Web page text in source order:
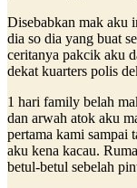
Disebabkan mak aku
dia so dia yang buat
ceritanya pakcik aku
dekat kuarters polis
1 hari family belah
dan arwah atok aku
pertama kami sampai
aku kena kacau.
betul-betul sebelah